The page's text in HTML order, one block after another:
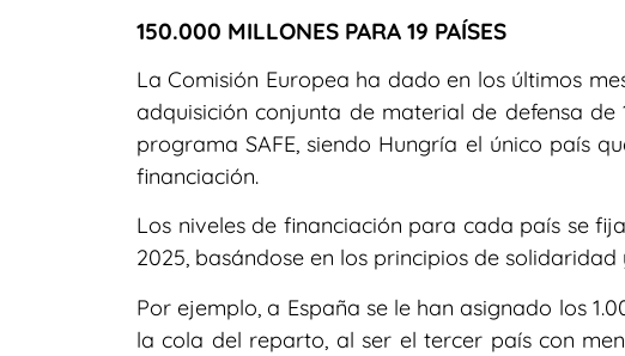
150.000 MILLONES PARA 19 PAÍSES
La Comisión Europea ha dado en los últimos
adquisición conjunta de material de defensa de
programa SAFE, siendo Hungría el único país
financiación.
Los niveles de financiación para cada país se
2025, basándose en los principios de
Por ejemplo, a España se le han asignado los
la cola del reparto, al ser el tercer país con